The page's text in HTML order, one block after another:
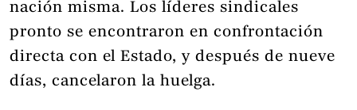
nación misma. Los líderes sindicales
pronto se encontraron en confrontación
directa con el Estado, y después de nueve
días, cancelaron la huelga.